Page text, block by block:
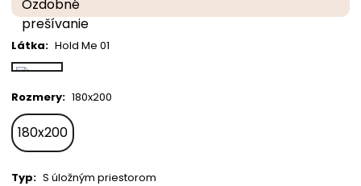
Látka: Hold Me 01
Rozmery: 180x200
180x200
Typ: S úložným priestorom